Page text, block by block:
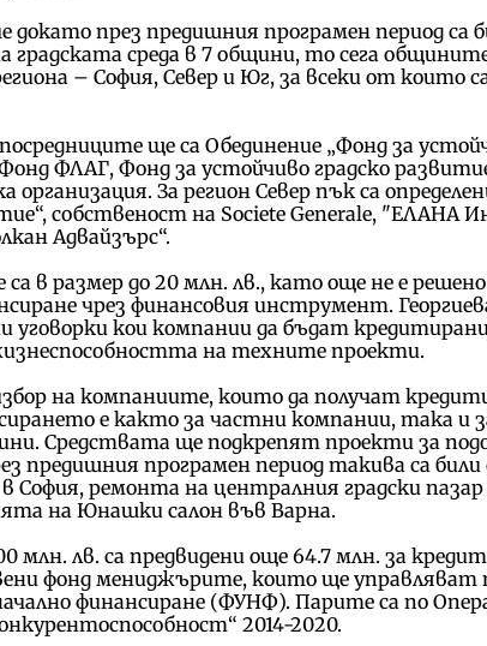
докато през предишния програмен период са
градската среда в 7 общини, то сега общините
– София, Север и Юг, за всеки от които
ще са Обединение „Фонд за
ФЛАГ, Фонд за устойчиво градско
организация. За регион Север пък са
собственост на Societe Generale,
Адвайзърс“.
в размер до 20 млн. лв., като още не е
чрез финансовия инструмент.
уговорки кои компании да бъдат
на техните проекти.
на компаниите, които да получат
е както за частни компании, така и
Средствата ще подкрепят проекти за
предишния програмен период такива са
София, ремонта на централния градски
на Юнашки салон във Варна.
млн. лв. са предвидени още 64.7 млн. за
фонд мениджърите, които ще управляват
финансиране (ФУНФ). Парите са по
2014-2020.